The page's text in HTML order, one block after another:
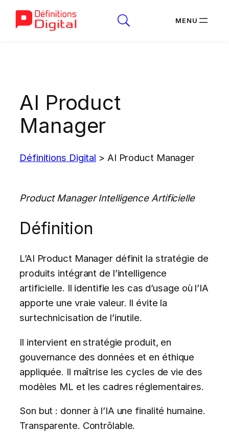
AI Product
Manager
Définitions Digital > AI Product Manager
Product Manager Intelligence Artificielle
Définition
L’AI Product Manager définit la stratégie de
produits intégrant de l’intelligence
artificielle. Il identifie les cas d’usage où l’IA
apporte une vraie valeur. Il évite la
surtechnicisation de l’inutile.
Il intervient en stratégie produit, en
gouvernance des données et en éthique
appliquée. Il maîtrise les cycles de vie des
modèles ML et les cadres réglementaires.
Son but : donner à l’IA une finalité humaine.
Transparente. Contrôlable.